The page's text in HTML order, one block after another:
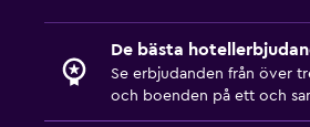
De bästa
Se erbjudanden från över
och boenden på ett och